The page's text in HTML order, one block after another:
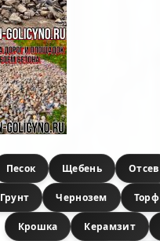
Песок Щебень Отсев
Грунт Чернозем Торф
Крошка Керамзит